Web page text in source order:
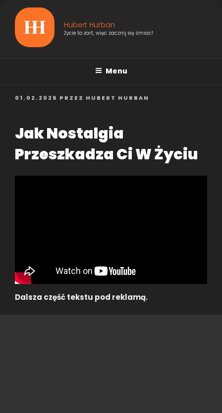
Hubert Hurban
Życie to żart, więc zacznij się śmiać!
Menu
OPUBLIKOWANE
01.02.2026 PRZEZ HUBERT HURBAN
Jak Nostalgia
Przeszkadza Ci W Życiu
Dalsza część tekstu pod reklamą.